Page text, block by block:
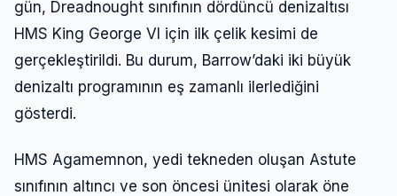
gün, Dreadnought sınıfının dördüncü denizaltısı
HMS King George VI için ilk çelik kesimi de
gerçekleştirildi. Bu durum, Barrow’daki iki büyük
denizaltı programının eş zamanlı ilerlediğini
gösterdi.
HMS Agamemnon, yedi tekneden oluşan Astute
sınıfının altıncı ve son öncesi ünitesi olarak öne